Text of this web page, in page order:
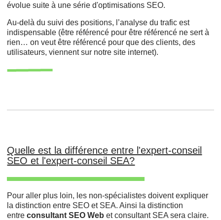
évolue suite à une série d'optimisations SEO.
Au-delà du suivi des positions, l’analyse du trafic est
indispensable (être référencé pour être référencé ne sert à
rien… on veut être référencé pour que des clients, des
utilisateurs, viennent sur notre site internet).
Quelle est la différence entre l'expert-conseil
SEO et l'expert-conseil SEA?
Pour aller plus loin, les non-spécialistes doivent expliquer
la distinction entre SEO et SEA. Ainsi la distinction
entreconsultant SEO Web et consultant SEA sera claire.